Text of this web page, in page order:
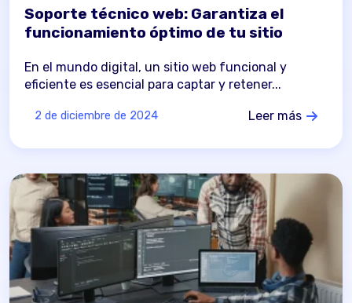
Soporte técnico web: Garantiza el
funcionamiento óptimo de tu sitio
En el mundo digital, un sitio web funcional y
eficiente es esencial para captar y retener...
2 de diciembre de 2024 Leer más